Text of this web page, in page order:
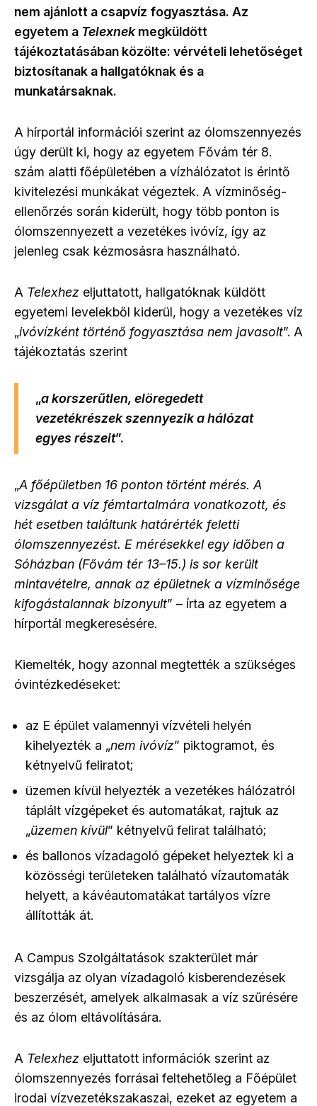
nem ajánlott a csapvíz fogyasztása. Az
egyetem a Telexnekmegküldött
tájékoztatásában közölte: vérvételi lehetőséget
biztosítanak a hallgatóknak és a
munkatársaknak.
A hírportál információi szerint az ólomszennyezés
úgy derült ki, hogy az egyetem Fővám tér 8.
szám alatti főépületében a vízhálózatot is érintő
kivitelezési munkákat végeztek. A vízminőség-
ellenőrzés során kiderült, hogy több ponton is
ólomszennyezett a vezetékes ivóvíz, így az
jelenleg csak kézmosásra használható.
A Telexhez eljuttatott, hallgatóknak küldött
egyetemi levelekből kiderül, hogy a vezetékes víz
„ivóvízként történő fogyasztása nem javasolt”. A
tájékoztatás szerint
„a korszerűtlen, elöregedett
vezetékrészek szennyezik a hálózat
egyes részeit”.
„A főépületben 16 ponton történt mérés. A
vizsgálat a víz fémtartalmára vonatkozott, és
hét esetben találtunk határérték feletti
ólomszennyezést. E mérésekkel egy időben a
Sóházban (Fővám tér 13–15.) is sor került
mintavételre, annak az épületnek a vízminősége
kifogástalannak bizonyult” – írta az egyetem a
hírportál megkeresésére.
Kiemelték, hogy azonnal megtették a szükséges
óvintézkedéseket:
az E épület valamennyi vízvételi helyén
kihelyezték a „nem ivóvíz” piktogramot, és
kétnyelvű feliratot;
üzemen kívül helyezték a vezetékes hálózatról
táplált vízgépeket és automatákat, rajtuk az
„üzemen kívül” kétnyelvű felirat található;
és ballonos vízadagoló gépeket helyeztek ki a
közösségi területeken található vízautomaták
helyett, a kávéautomatákat tartályos vízre
állították át.
A Campus Szolgáltatások szakterület már
vizsgálja az olyan vízadagoló kisberendezések
beszerzését, amelyek alkalmasak a víz szűrésére
és az ólom eltávolítására.
A Telexhez eljuttatott információk szerint az
ólomszennyezés forrásai feltehetőleg a Főépület
irodai vízvezetékszakaszai, ezeket az egyetem a